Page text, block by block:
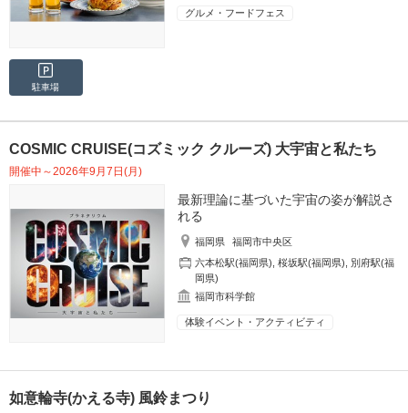
グルメ・フードフェス
駐車場
COSMIC CRUISE(コズミック クルーズ) 大宇宙と私たち
開催中～2026年9月7日(月)
最新理論に基づいた宇宙の姿が解説さ
れる
福岡県
福岡市中央区
六本松駅(福岡県),桜坂駅(福岡県), 別府駅(福
岡県)
福岡市科学館
体験イベント・アクティビティ
如意輪寺(かえる寺) 風鈴まつり